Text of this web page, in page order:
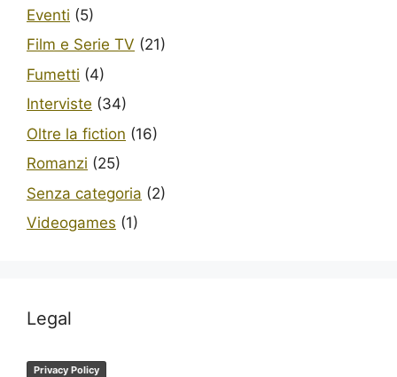
Eventi (5)
Film e Serie TV (21)
Fumetti (4)
Interviste (34)
Oltre la fiction (16)
Romanzi (25)
Senza categoria (2)
Videogames (1)
Legal
Privacy Policy